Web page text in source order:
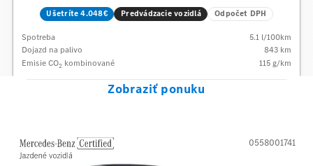
Ušetríte 4.048€ Predvádzacie vozidlá Odpočet DPH
Spotreba 5.1 l/100km
Dojazd na palivo
843 km
Emisie CO2 kombinované 115 g/km
Zobraziť ponuku
0558001741